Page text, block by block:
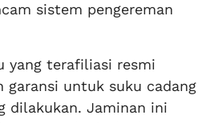
sistem pengereman
yang terafiliasi resmi
garansi untuk suku cadang
dilakukan. Jaminan ini